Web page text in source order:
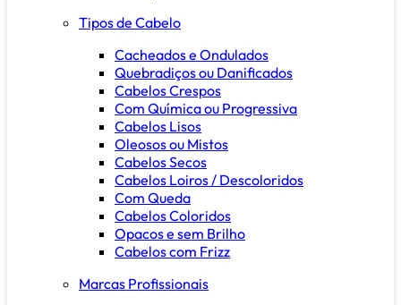
Tipos de Cabelo
Cacheados e Ondulados
Quebradiços ou Danificados
Cabelos Crespos
Com Química ou Progressiva
Cabelos Lisos
Oleosos ou Mistos
Cabelos Secos
Cabelos Loiros / Descoloridos
Com Queda
Cabelos Coloridos
Opacos e sem Brilho
Cabelos com Frizz
Marcas Profissionais